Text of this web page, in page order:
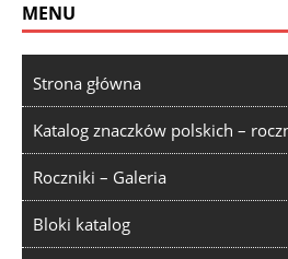
MENU
Strona główna
Katalog znaczków polskich –
Roczniki – Galeria
Bloki katalog